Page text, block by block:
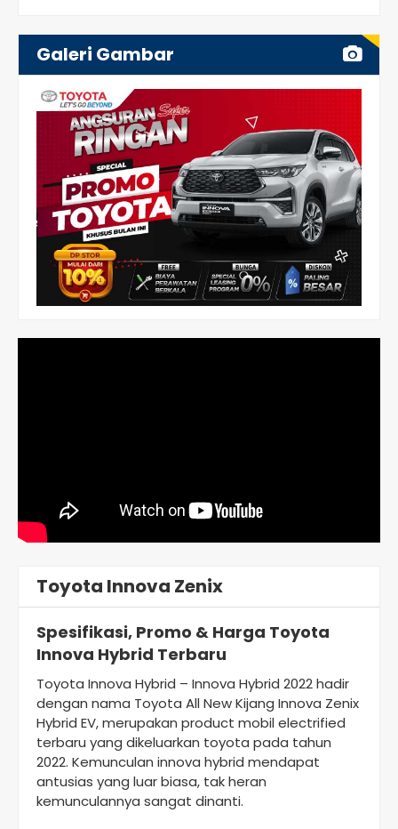
Galeri Gambar
Toyota Innova Zenix
Spesifikasi, Promo & Harga Toyota
Innova Hybrid Terbaru
Toyota Innova Hybrid – Innova Hybrid 2022 hadir
dengan nama Toyota All New Kijang Innova Zenix
Hybrid EV, merupakan product mobil electrified
terbaru yang dikeluarkan toyota pada tahun
2022. Kemunculan innova hybrid mendapat
antusias yang luar biasa, tak heran
kemunculannya sangat dinanti.